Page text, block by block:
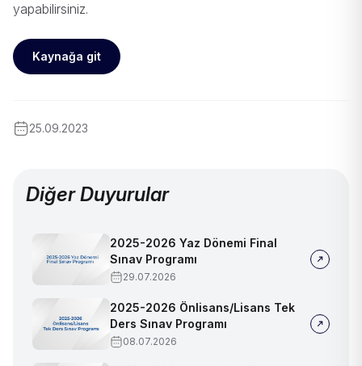
yapabilirsiniz.
Kaynağa git
25.09.2023
Diğer Duyurular
2025-2026 Yaz Dönemi Final
Sınav Programı
29.07.2026
2025-2026 Önlisans/Lisans Tek
Ders Sınav Programı
08.07.2026